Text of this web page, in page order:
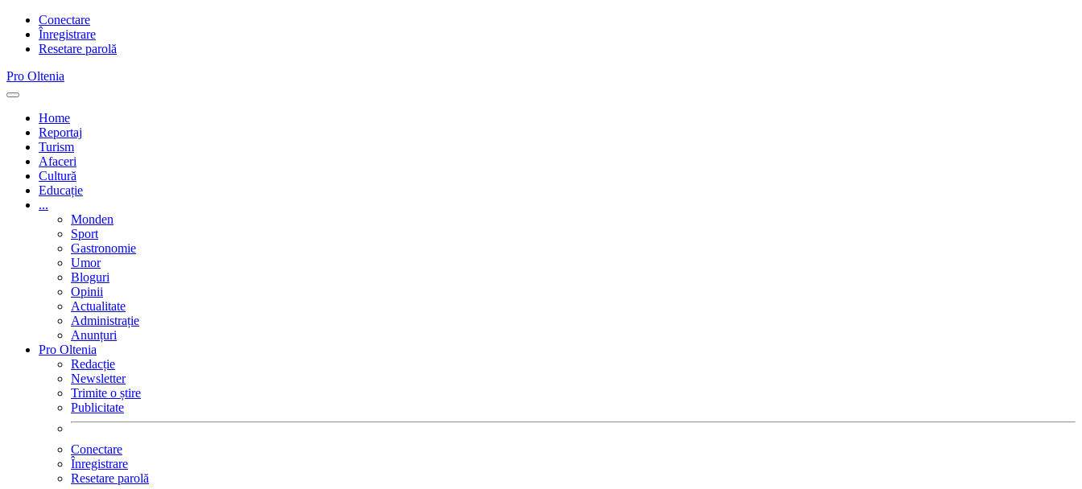
Conectare
Înregistrare
Resetare parolă
Pro Oltenia
Toggle
navigationHome
Reportaj
Turism
Afaceri
Cultură
Educație
...
Monden
Sport
Gastronomie
Umor
Bloguri
Opinii
Actualitate
Administrație
Anunțuri
Pro Oltenia
Redacție
Newsletter
Trimite o știre
Publicitate
Conectare
Înregistrare
Resetare parolă